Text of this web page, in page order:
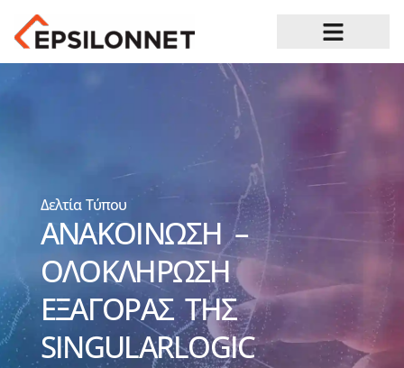
Δελτία Τύπου
ΑΝΑΚΟΙΝΩΣΗ –
ΟΛΟΚΛΗΡΩΣΗ
ΕΞΑΓΟΡΑΣ ΤΗΣ
SINGULARLOGIC